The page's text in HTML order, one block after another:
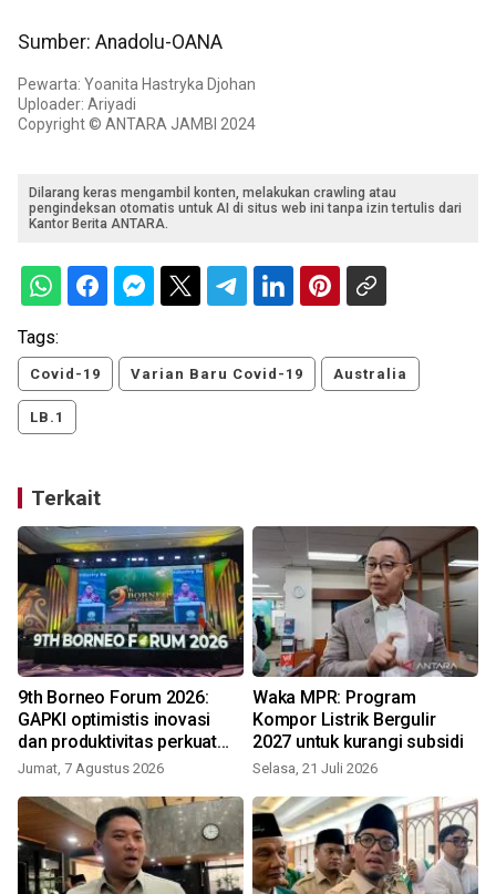
Sumber: Anadolu-OANA
Pewarta: Yoanita Hastryka Djohan
Uploader: Ariyadi
Copyright © ANTARA JAMBI 2024
Dilarang keras mengambil konten, melakukan crawling atau
pengindeksan otomatis untuk AI di situs web ini tanpa izin tertulis dari
Kantor Berita ANTARA.
Tags:
Covid-19 Varian Baru Covid-19 Australia
LB.1
Terkait
9th Borneo Forum 2026:
GAPKI optimistis inovasi
dan produktivitas perkuat
masa depan Sawit
Jumat, 7 Agustus 2026
Waka MPR: Program
Kompor Listrik Bergulir
2027 untuk kurangi subsidi
Selasa, 21 Juli 2026